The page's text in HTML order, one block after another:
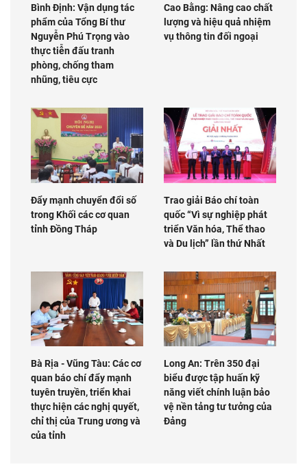
Bình Định: Vận dụng tác
phẩm của Tổng Bí thư
Nguyễn Phú Trọng vào
thực tiễn đấu tranh
phòng, chống tham
nhũng, tiêu cực
Cao Bằng: Nâng cao chất
lượng và hiệu quả nhiệm
vụ thông tin đối ngoại
Đẩy mạnh chuyển đổi số
trong Khối các cơ quan
tỉnh Đồng Tháp
Trao giải Báo chí toàn
quốc “Vì sự nghiệp phát
triển Văn hóa, Thể thao
và Du lịch” lần thứ Nhất
Bà Rịa - Vũng Tàu: Các cơ
quan báo chí đẩy mạnh
tuyên truyền, triển khai
thực hiện các nghị quyết,
chỉ thị của Trung ương và
của tỉnh
Long An: Trên 350 đại
biểu được tập huấn kỹ
năng viết chính luận bảo
vệ nền tảng tư tưởng của
Đảng